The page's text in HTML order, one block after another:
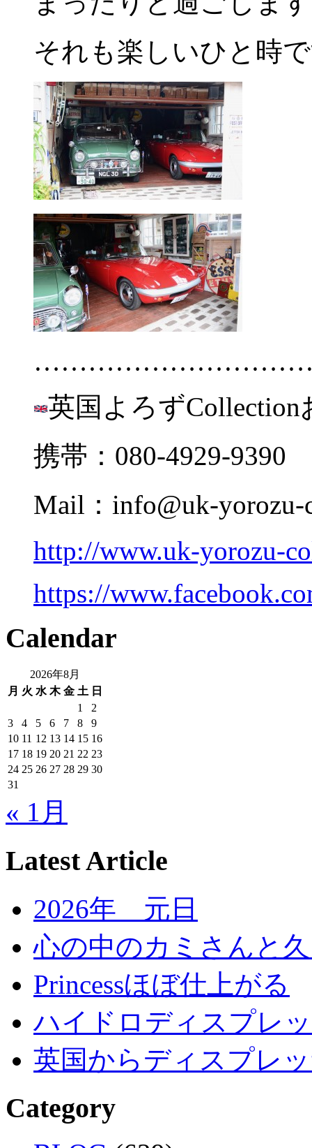
それも楽しいひと時
英国よろずCollection
携帯：080-4929-9390
Mail：info@uk-yorozu-
http://www.uk-yorozu-
https://
Calendar
2026年8月
月 火 水 木 金 土 日
1
2
3
4 5 6 7 8
9
10 11 12 13 14 15 16
17 18 19 20 21 22 23
24 25 26 27 28 29 30
31
« 1月
Latest Article
2026年 元日
心の中のカミさんと
Princessほぼ仕上がる
ハイドロディスプレ
英国からディスプレ
Category